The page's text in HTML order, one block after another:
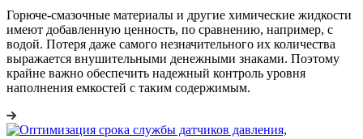
Горюче-смазочные материалы и другие химические жидкости
имеют добавленную ценность, по сравнению, например, с
водой. Потеря даже самого незначительного их количества
выражается внушительными денежными знаками. Поэтому
крайне важно обеспечить надежный контроль уровня
наполнения емкостей с таким содержимым.